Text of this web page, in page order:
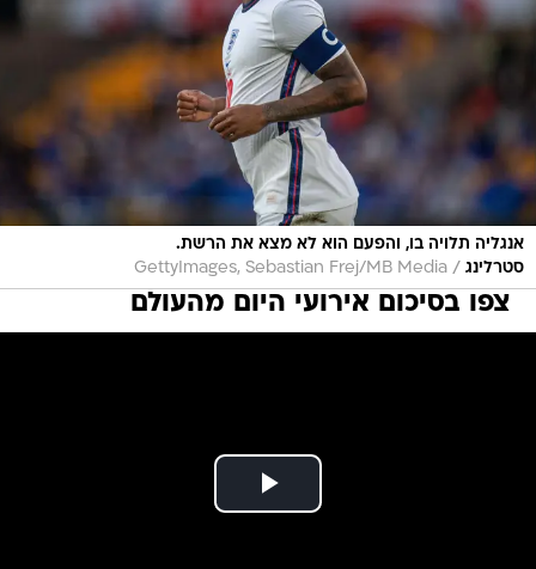
אנגליה תלויה בו, והפעם הוא לא מצא את הרשת.
סטרלינג /
GettyImages, Sebastian Frej/MB Media
צפו בסיכום אירועי היום מהעולם